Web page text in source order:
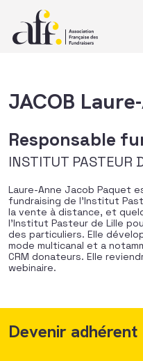
JACOB
Responsable
INSTITUT PASTEUR
Laure-Anne Jacob Paquet
fundraising de l’Institut
la vente à distance, et
l’Institut Pasteur de Lille
des particuliers. Elle
mode multicanal et a
CRM donateurs. Elle
webinaire.
Devenir adhérent